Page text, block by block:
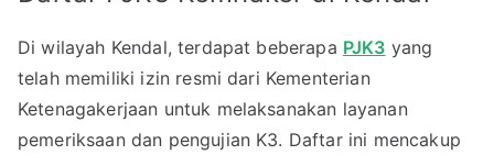
Di wilayah Kendal, terdapat beberapa PJK3 yang
telah memiliki izin resmi dari Kementerian
Ketenagakerjaan untuk melaksanakan layanan
pemeriksaan dan pengujian K3. Daftar ini mencakup